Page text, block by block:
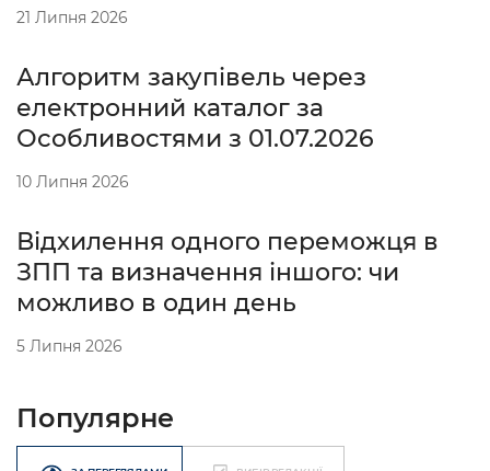
21 Липня 2026
Алгоритм закупівель через
електронний каталог за
Особливостями з 01.07.2026
10 Липня 2026
Відхилення одного переможця в
ЗПП та визначення іншого: чи
можливо в один день
5 Липня 2026
Популярне